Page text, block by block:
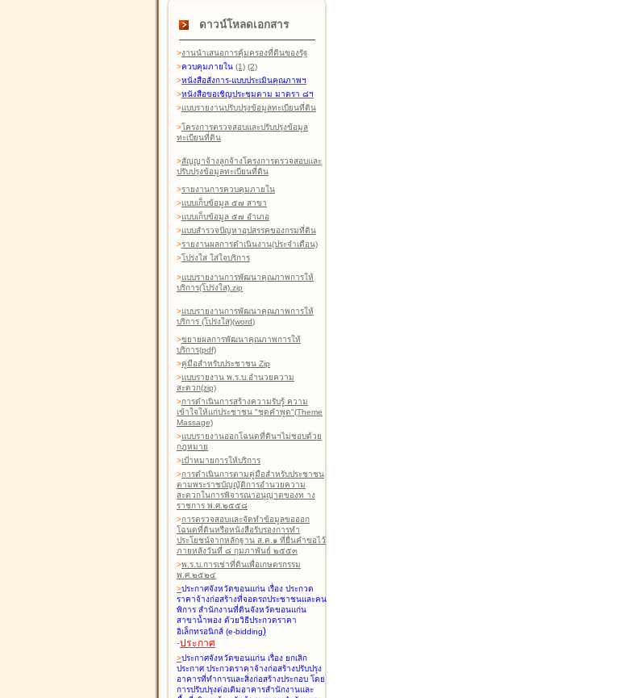
ดาวน์โหลดเอกสาร
>งานนำเสนอการคุ้มครองที่ดินของรัฐ
>ควบคุมภายใน (1) (2)
>หนังสือสังการ-แบบประเมินคุณภาพฯ
>หนังสือขอเชิญประชุมตาม มาตรา ๘ฯ
>แบบรายงานปรับปรุงข้อมูลทะเบียนที่ดิน
>โครงการตรวจสอบและปรับปรุงข้อมูล
ทะเบียนที่ดิน
>สัญญาจ้างลูกจ้างโครงการตรวจสอบและ
ปรับปรุงข้อมูลทะเบียนที่ดิน
>รายงานการควบคุมภายใน
>แบบเก็บข้อมูล ๕๗ สาขา
>แบบเก็บข้อมูล ๕๗ อำเภอ
>แบบสำรวจปัญหาอุปสรรคของกรมที่ดิน
>รายงานผลการดำเนินงาน(ประจำเดือน)
>โปร่งใส ใส่ใจบริการ
>แบบรายงานการพัฒนาคุณภาพการให้
บริการ(โปร่งใส).zip
>แบบรายงานการพัฒนาคุณภาพการให้
บริการ (โปร่งใส)(word)
>ขยายผลการพัฒนาคุณภาพการให้
บริการ(pdf)
>คู่มือสำหรับประชาชน Zip
>แบบรายงาน พ.ร.บ.อำนวยความ
สะดวก(zip)
>การดำเนินการสร้างความรับรู้ ความ
เข้าใจให้แก่ประชาชน "ชุดคำพูด"(Theme
Massage)
>แบบรายงานออกโฉนดที่ดินฯไม่ชอบด้วย
กฎหมาย
>เป้าหมายการให้บริการ
>การดำเนินการตามคู่มือสำหรับประชาชน
ตามพระราชบัญญัติการอำนวยความ
สะดวกในการพิจารณาอนุญาตของท าง
ราชการ พ.ศ.๒๕๕๘
>การตรวจสอบและจัดทำข้อมูลขอออก
โฉนดที่ดินหรือหนังสือรับรองการทำ
ประโยชน์จากหลักฐาน ส.ค.๑ ที่ยื่นคำขอไว้
ภายหลังวันที่ ๘ กุมภาพันธ์ ๒๕๕๓
>พ.ร.บ.การเช่าที่ดินเพื่อเกษตรกรรม
พ.ศ.๒๕๒๔
>ประกาศจังหวัดขอนแก่น เรื่อง ประกวด
ราคาจ้างก่อสร้างที่จอดรถประชาชนและคน
พิการ สำนักงานที่ดินจังหวัดขอนแก่น
สาขาน้ำพอง ด้วยวิธีประกวดราคา
อิเล็กทรอนิกส์ (e-bidding)
-ประกาศ
>ประกาศจังหวัดขอนแก่น เรื่อง ยกเลิก
ประกาศ ประกวดราคาจ้างก่อสร้างปรับปรุง
อาคารที่ทำการและสิ่งก่อสร้างประกอบ โดย
การปรับปรุงต่อเติมอาคารสำนักงานและ